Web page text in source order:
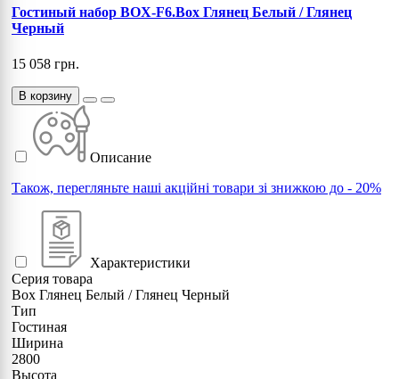
Гостиный набор BOX-F6.Box Глянец Белый / Глянец
Черный
15 058 грн.
В корзину
Описание
Також, перегляньте наші акційні товари зі знижкою до - 20%
Характеристики
Серия товара
Box Глянец Белый / Глянец Черный
Тип
Гостиная
Ширина
2800
Высота